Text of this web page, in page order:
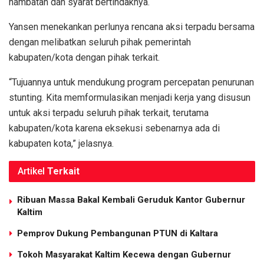
Yansen menekankan perlunya rencana aksi terpadu bersama
dengan melibatkan seluruh pihak pemerintah
kabupaten/kota dengan pihak terkait.
“Tujuannya untuk mendukung program percepatan penurunan
stunting. Kita memformulasikan menjadi kerja yang disusun
untuk aksi terpadu seluruh pihak terkait, terutama
kabupaten/kota karena eksekusi sebenarnya ada di
kabupaten kota,” jelasnya.
Artikel Terkait
Ribuan Massa Bakal Kembali Geruduk Kantor Gubernur
Kaltim
Pemprov Dukung Pembangunan PTUN di Kaltara
Tokoh Masyarakat Kaltim Kecewa dengan Gubernur